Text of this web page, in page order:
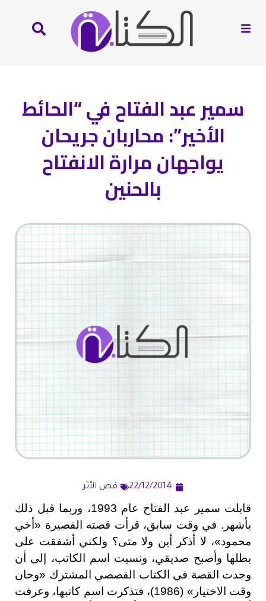
سمير عبد الفتاح في “الحائط
الأخير”: محاربان جريحان
يواجهان مرارة الانفتاح
بالحنين
22/12/2014 قص الأثر
قابلت سمير عبد الفتاح عام 1993، وربما قبل ذلك
بأشهر. في وقت سابق، قرأت قصته القصيرة «أخي
محمود»، لا أذكر أين ولا متى؟ ولكني أشفقت على
بطلها وأصبح صديقي، ونسيت اسم الكاتب، إلى أن
وجدت القصة في الكتاب القصصي المشترك «وحان
وقت الاختيار» (1986)، فتذكرت اسم كاتبها، وعرفت